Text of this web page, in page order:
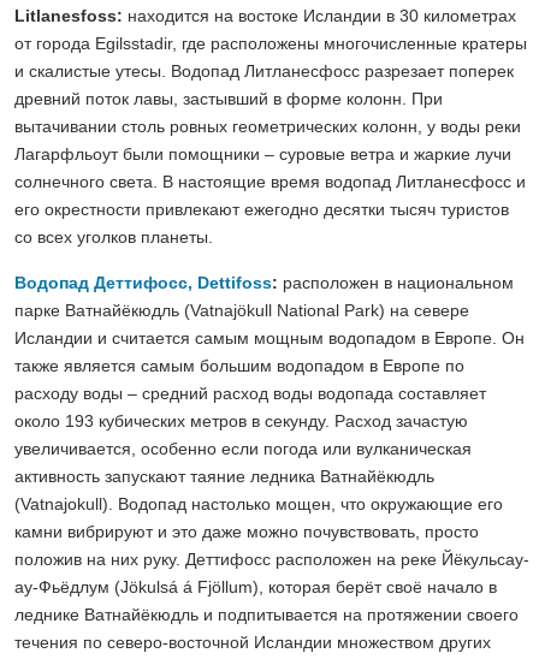
Litlanesfoss: находится на востоке Исландии в 30 километрах
от города Egilsstadir, где расположены многочисленные кратеры
и скалистые утесы. Водопад Литланесфосс разрезает поперек
древний поток лавы, застывший в форме колонн. При
вытачивании столь ровных геометрических колонн, у воды реки
Лагарфльоут были помощники – суровые ветра и жаркие лучи
солнечного света. В настоящие время водопад Литланесфосс и
его окрестности привлекают ежегодно десятки тысяч туристов
со всех уголков планеты.
Водопад Деттифосс, Dettifoss: расположен в национальном
парке Ватнайёкюдль (Vatnajökull National Park) на севере
Исландии и считается самым мощным водопадом в Европе. Он
также является самым большим водопадом в Европе по
расходу воды – средний расход воды водопада составляет
около 193 кубических метров в секунду. Расход зачастую
увеличивается, особенно если погода или вулканическая
активность запускают таяние ледника Ватнайёкюдль
(Vatnajokull). Водопад настолько мощен, что окружающие его
камни вибрируют и это даже можно почувствовать, просто
положив на них руку. Деттифосс расположен на реке Йёкульсау-
ау-Фьёдлум (Jökulsá á Fjöllum), которая берёт своё начало в
леднике Ватнайёкюдль и подпитывается на протяжении своего
течения по северо-восточной Исландии множеством других